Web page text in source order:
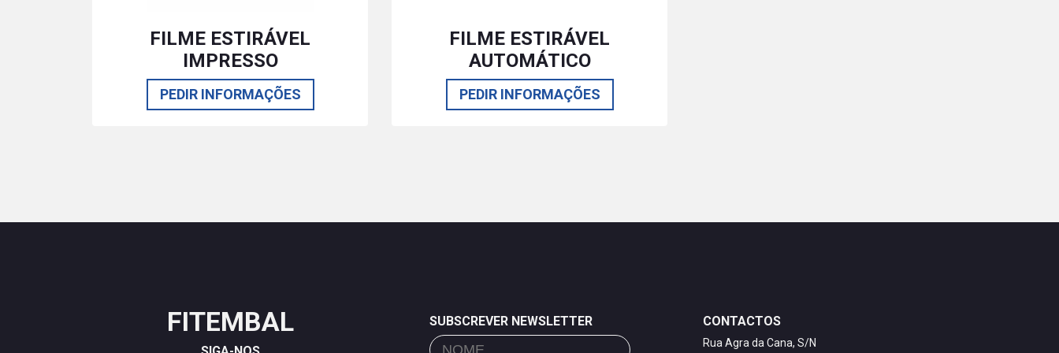
FILME ESTIRÁVEL
IMPRESSO
PEDIR INFORMAÇÕES
FILME ESTIRÁVEL
AUTOMÁTICO
PEDIR INFORMAÇÕES
FITEMBAL SUBSCREVER NEWSLETTER CONTACTOS
Rua Agra da Cana, S/N